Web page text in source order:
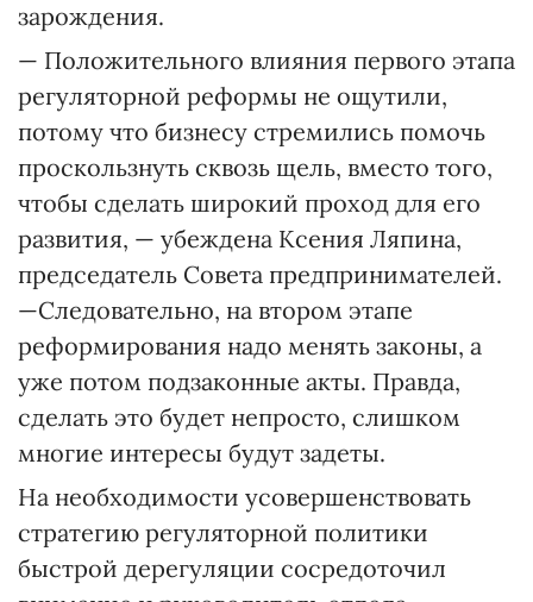
зарождения.
— Положительного влияния первого этапа
регуляторной реформы не ощутили,
потому что бизнесу стремились помочь
проскользнуть сквозь щель, вместо того,
чтобы сделать широкий проход для его
развития, — убеждена Ксения Ляпина,
председатель Совета предпринимателей.
—Следовательно, на втором этапе
реформирования надо менять законы, а
уже потом подзаконные акты. Правда,
сделать это будет непросто, слишком
многие интересы будут задеты.
На необходимости усовершенствовать
стратегию регуляторной политики
быстрой дерегуляции сосредоточил